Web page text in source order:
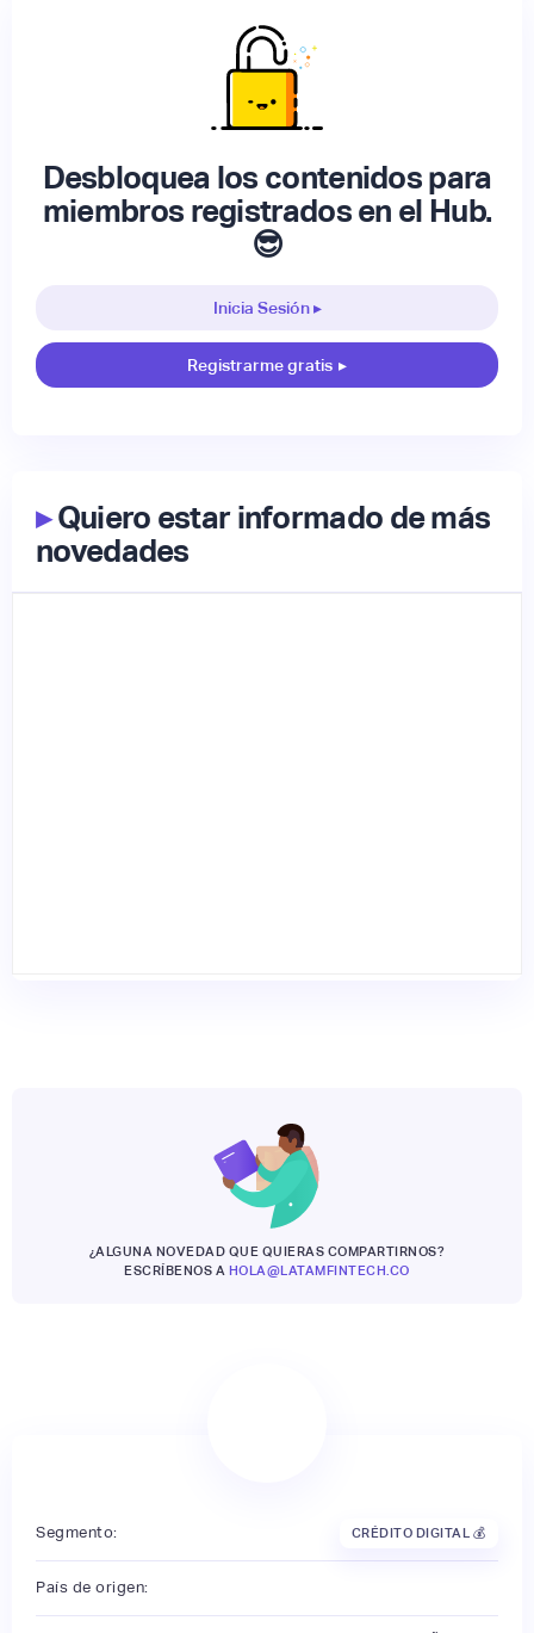
Desbloquea los contenidos para
miembros registrados en el Hub.
😎
Inicia Sesión ▸
Registrarme gratis ▸
▸Quiero estar informado de más
novedades
¿ALGUNA NOVEDAD QUE QUIERAS COMPARTIRNOS?
ESCRÍBENOS A HOLA@LATAMFINTECH.CO
Segmento: CRÉDITO DIGITAL 💰
País de origen: